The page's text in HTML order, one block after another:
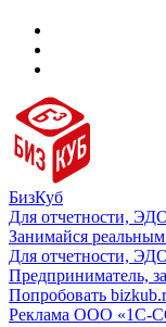
БизКуб
Для отчетности,
Занимайся
Для отчетности,
Предприниматель,
Попробовать
Реклама ООО «1С-